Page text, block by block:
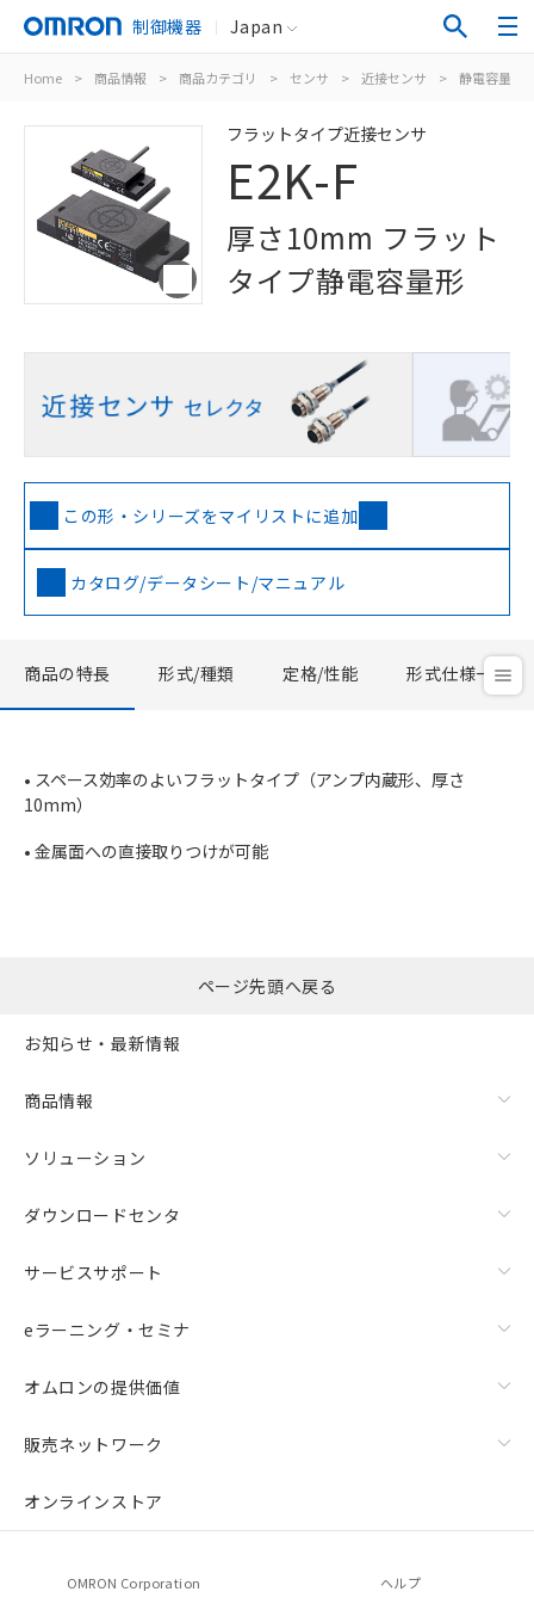
制御機器 Japan
Home > 商品情報 > 商品カテゴリ > センサ > 近接センサ > 静電容量形
フラットタイプ近接センサ
E2K-F
厚さ10mm フラット
タイプ静電容量形
この形・シリーズをマイリストに追加
カタログ/データシート/マニュアル
商品の特長 形式/種類 定格/性能 形式仕様一覧
• スペース効率のよいフラットタイプ（アンプ内蔵形、厚さ
10mm）
• 金属面への直接取りつけが可能
ページ先頭へ戻る
お知らせ・最新情報
商品情報
ソリューション
ダウンロードセンタ
サービスサポート
eラーニング・セミナ
オムロンの提供価値
販売ネットワーク
オンラインストア
OMRON Corporation ヘルプ